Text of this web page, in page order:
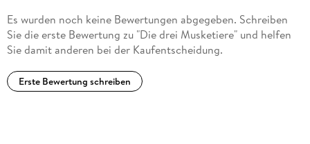
Es wurden noch keine Bewertungen abgegeben. Schreiben
Sie die erste Bewertung zu "Die drei Musketiere" und helfen
Sie damit anderen bei der Kaufentscheidung.
Erste Bewertung schreiben